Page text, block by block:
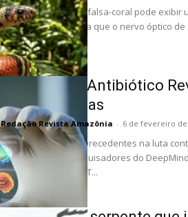
Uma única serpente falsa-coral pode exibir
uma coral-verdadeira que o nervo óptico
IA Descobre Antibiótico
Superbactérias
Redação Revista Amazônia - 6 de fevereiro de
Em um avanço sem precedentes na luta
medicamentos, pesquisadores do
Instituto Broad do MIT...